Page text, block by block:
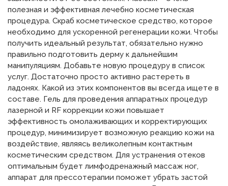
полезная и эффективная лечебно косметическая
процедура. Скраб косметическое средство, которое
необходимо для ускоренной регенерации кожи. Чтобы
получить идеальный результат, обязательно нужно
правильно подготовить дерму к дальнейшим
манипуляциям. Добавьте новую процедуру в список
услуг. Достаточно просто активно растереть в
ладонях. Какой из этих компонентов вы всегда ищете в
составе. Гель для проведения аппаратных процедур
лазерной и RF коррекции кожи повышает
эффективность омолаживающих и корректирующих
процедур, минимизирует возможную реакцию кожи на
воздействие, являясь великолепным контактным
косметическим средством. Для устранения отеков
оптимальным будет лимфодренажный массаж ног,
аппарат для прессотерапии поможет убрать застой